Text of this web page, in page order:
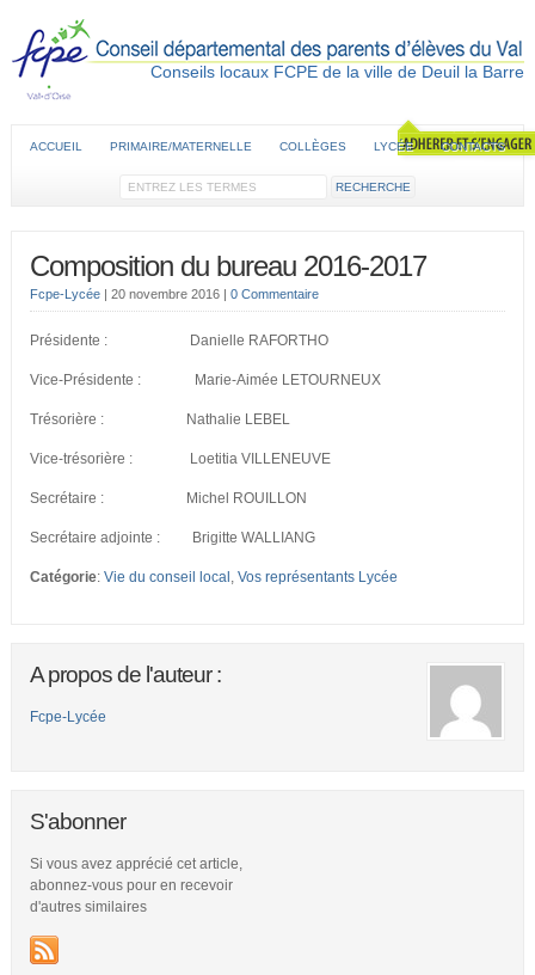
Conseils locaux FCPE de la ville de Deuil la Barre
ACCUEIL PRIMAIRE/MATERNELLE COLLÈGES LYCÉE CONTACTS
Composition du bureau 2016-2017
Fcpe-Lycée| 20 novembre 2016 | 0 Commentaire
Présidente : Danielle RAFORTHO
Vice-Présidente : Marie-Aimée LETOURNEUX
Trésorière : Nathalie LEBEL
Vice-trésorière : Loetitia VILLENEUVE
Secrétaire : Michel ROUILLON
Secrétaire adjointe : Brigitte WALLIANG
Catégorie: Vie du conseil local , Vos représentants Lycée
A propos de l'auteur :
Fcpe-Lycée
S'abonner
Si vous avez apprécié cet article,
abonnez-vous pour en recevoir
d'autres similaires